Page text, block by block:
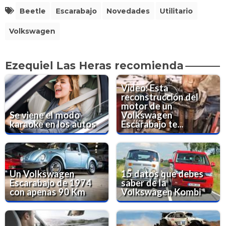
Beetle Escarabajo Novedades Utilitario
Volkswagen
Ezequiel Las Heras recomienda
Se viene el modo
karaoke en los autos
Video: Esta
reconstrucción del
motor de un
Volkswagen
Escarabajo te...
Un Volkswagen
Escarabajo de 1974
con apenas 90 Km
15 datos que debes
saber de la
Volkswagen Kombi